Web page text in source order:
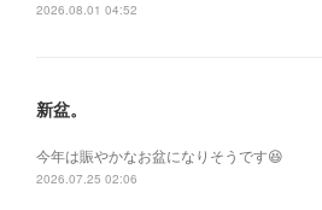
2026.08.01 04:52
新盆。
今年は賑やかなお盆になりそうです😆
2026.07.25 02:06